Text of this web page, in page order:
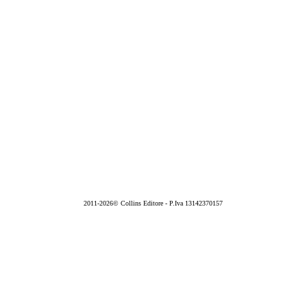
2011-2026© Collins Editore - P.Iva 13142370157